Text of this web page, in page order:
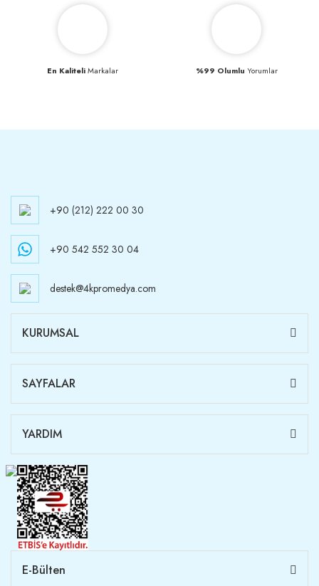
En KaliteliMarkalar %99 Olumlu Yorumlar
+90 (212) 222 00 30
+90 542 552 30 04
destek@4kpromedya.com
KURUMSAL
SAYFALAR
YARDIM
E-Bülten